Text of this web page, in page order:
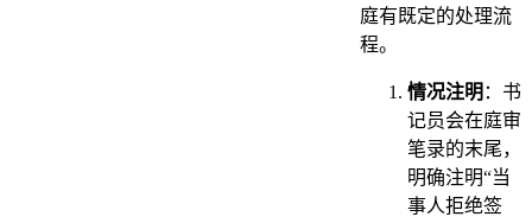
庭有既定的处理流
程。
情况注明 ：书
记员会在庭审
笔录的末尾，
明确注明“当
事人拒绝签